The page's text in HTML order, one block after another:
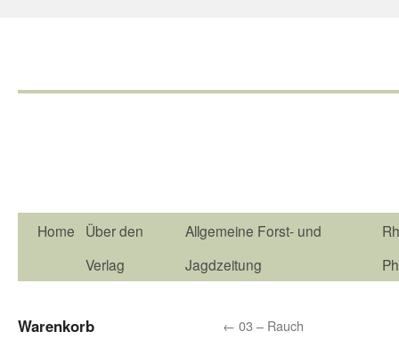
Home
Über den
Verlag
Allgemeine Forst- und
Jagdzeitung
← 03 – Rauch
Warenkorb